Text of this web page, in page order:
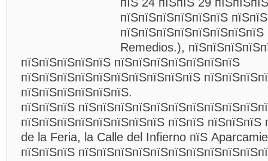
пїЅпїЅпїЅпїЅпїЅпїЅ
Remedios.),
пїЅпїЅпїЅпїЅпїЅ пїЅпїЅпїЅпїЅпїЅпїЅпїЅ
пїЅпїЅпїЅпїЅпїЅпїЅпїЅпїЅпїЅпїЅ
пїЅпїЅпїЅпїЅпїЅпїЅ.
пїЅпїЅпїЅ
пїЅпїЅпїЅпїЅпїЅпїЅпїЅпїЅ пїЅпїЅ
de la Feria, la Calle del Infierno пїЅ
пїЅпїЅпїЅ